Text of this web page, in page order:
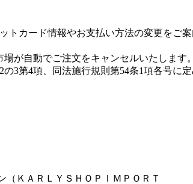
トカード情報やお支払い方法の変更をご
が自動でご注文をキャンセルいたします。
3第4項、同法施行規則第54条1項各号に
（ＫＡＲＬＹＳＨＯＰＩＭＰＯＲＴ